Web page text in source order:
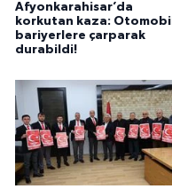
Afyonkarahisar’da
korkutan kaza: Otomobil
bariyerlere çarparak
durabildi!